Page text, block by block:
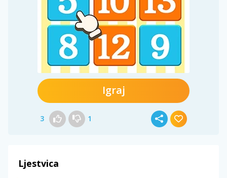
Igraj
3 1
Ljestvica